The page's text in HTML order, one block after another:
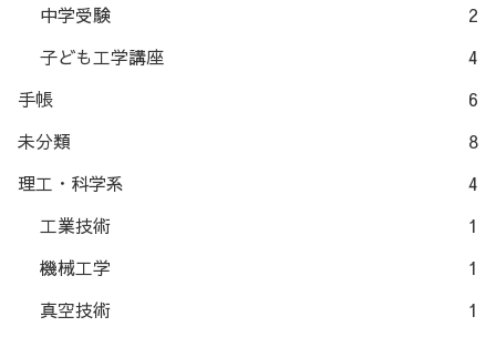
中学受験
2
子ども工学講座
4
手帳
6
未分類
8
理工・科学系
4
工業技術
1
機械工学
1
真空技術
1